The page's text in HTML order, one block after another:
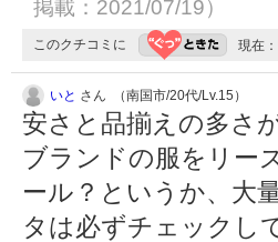
掲載：2021/07/19）
このクチコミに 現在：
いと さん （南国市/20代/Lv.15）
安さと品揃えの多さ
ブランドの服をリー
ール？というか、大
タは必ずチェックし